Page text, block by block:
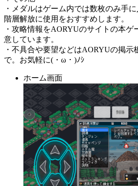
・メダルはゲーム内では数枚のみ手
階層解放に使用をおすすめします。
・攻略情報をAORYUのサイトの本ゲ
意しています。
・不具合や要望などはAORYUの掲示
で。お気軽に(・ω・)ﾉｼ
ホーム画面